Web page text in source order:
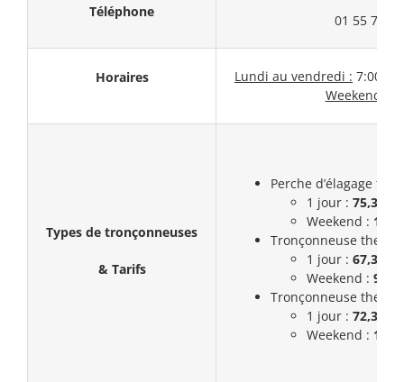
Téléphone
01 55 78
Horaires Lundi au vendredi : 7:00 –
Weekend :
Types de tronçonneuses
& Tarifs
Perche d’élagage
1 jour : 75,3€
Weekend :
Tronçonneuse
1 jour : 67,3€
Weekend :
Tronçonneuse
1 jour : 72,3€
Weekend :